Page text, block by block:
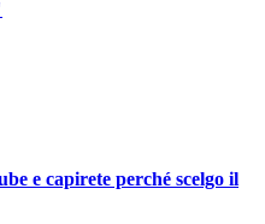
e capirete perché scelgo il